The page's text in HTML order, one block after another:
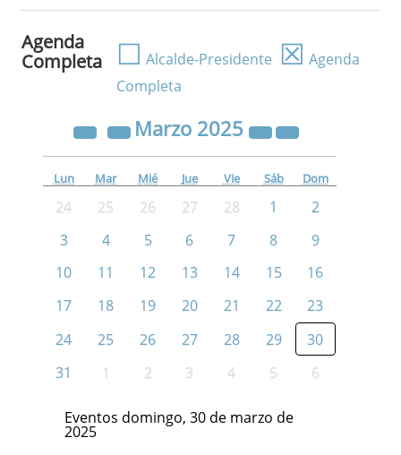
Agenda
Completa
☐ Alcalde-Presidente ☒ Agenda
Completa
Marzo 2025
Lun Mar Mié Jue Vie Sáb Dom
24 25 26 27 28 1
2
3
4 5 6 7 8
9
10
11 12 13 14 15
16
17
18 19 20 21 22
23
24
25 26 27 28 29
30
31
1 2 3 4 5 6
Eventos domingo, 30 de marzo de
2025